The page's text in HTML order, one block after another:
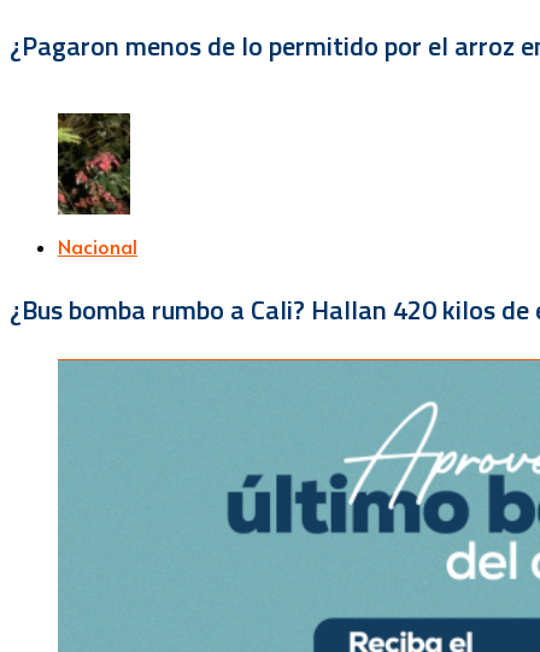
¿Pagaron menos de lo permitido por el arroz
Nacional
¿Bus bomba rumbo a Cali? Hallan 420 kilos